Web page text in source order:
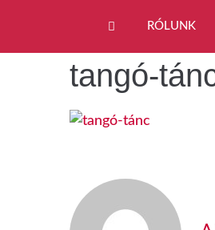
RÓLUNK
tangó-